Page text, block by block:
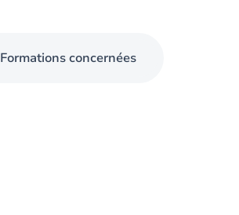
Formations concernées